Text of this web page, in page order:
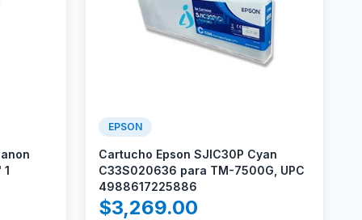
EPSON
Cartucho Epson SJIC30P Cyan
C33S020636 para TM-7500G, UPC
4988617225886
$3,269.00